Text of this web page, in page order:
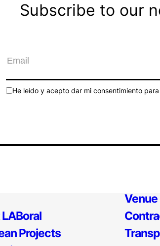
Subscribe to our
He leído y acepto dar mi consentimiento
Projects
Venue